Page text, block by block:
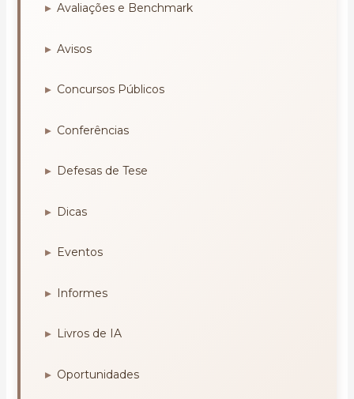
Avaliações e Benchmark
Avisos
Concursos Públicos
Conferências
Defesas de Tese
Dicas
Eventos
Informes
Livros de IA
Oportunidades